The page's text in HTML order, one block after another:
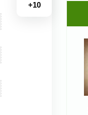
+10